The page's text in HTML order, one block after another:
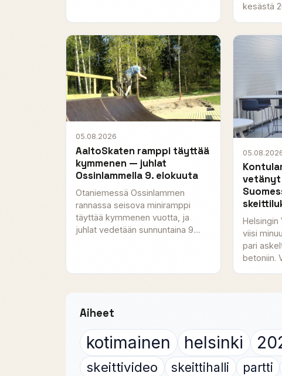
kesästä
05.08.2026
AaltoSkaten ramppi täyttää
kymmenen — juhlat
Ossinlammella 9. elokuuta
Otaniemessä Ossinlammen
rannassa seisova miniramppi
täyttää kymmenen vuotta, ja
juhlat vedetään sunnuntaina 9....
vetänyt
Helsingin
viisi
pari
betoniin.
Aiheet
kotimainen helsinki
skeittivideo
skeittihalli partti